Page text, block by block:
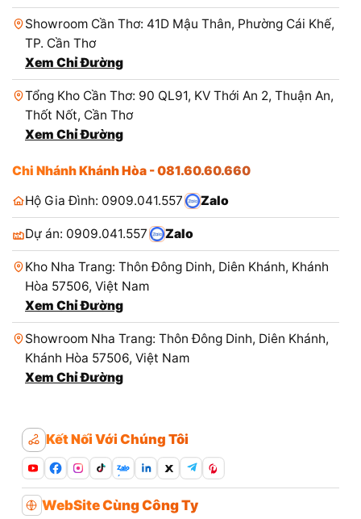
Showroom Cần Thơ: 41D Mậu Thân, Phường Cái Khế,
TP. Cần Thơ
Xem Chỉ Đường
Tổng Kho Cần Thơ: 90 QL91, KV Thới An 2, Thuận An,
Thốt Nốt, Cần Thơ
Xem Chỉ Đường
Chi Nhánh Khánh Hòa - 081.60.60.660
Hộ Gia Đình: 0909.041.557
Zalo
Dự án: 0909.041.557 Zalo
Kho Nha Trang: Thôn Đông Dinh, Diên Khánh, Khánh
Hòa 57506, Việt Nam
Xem Chỉ Đường
Showroom Nha Trang: Thôn Đông Dinh, Diên Khánh,
Khánh Hòa 57506, Việt Nam
Xem Chỉ Đường
Kết Nối Với Chúng Tôi
Zalo
WebSite Cùng Công Ty